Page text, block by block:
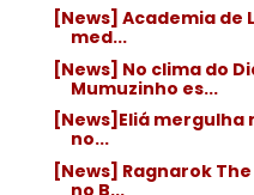
[News] Academia de
med...
[News] No clima do
Mumuzinho es...
[News]Eliá mergulha
no...
[News] Ragnarok
no B...